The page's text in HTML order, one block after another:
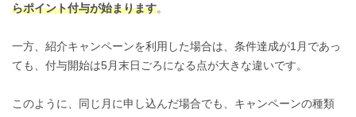
らポイント付与が始まります。
一方、紹介キャンペーンを利用した場合は、条件達成が1月であっ
ても、付与開始は5月末日ごろになる点が大きな違いです。
このように、同じ月に申し込んだ場合でも、キャンペーンの種類